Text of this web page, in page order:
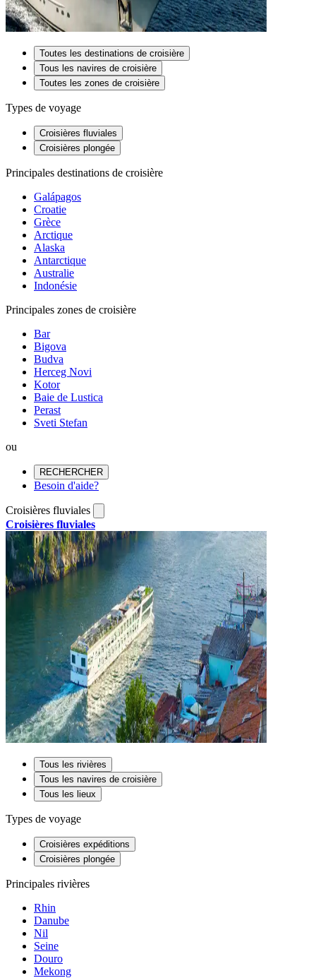
Toutes les destinations de croisière
Tous les navires de croisière
Toutes les zones de croisière
Types de voyage
Croisières fluviales
Croisières plongée
Principales destinations de croisière
Galápagos
Croatie
Grèce
Arctique
Alaska
Antarctique
Australie
Indonésie
Principales zones de croisière
Bar
Bigova
Budva
Herceg Novi
Kotor
Baie de Lustica
Perast
Sveti Stefan
ou
RECHERCHER
Besoin d'aide?
Croisières fluviales
Croisières fluviales
Tous les rivières
Tous les navires de croisière
Tous les lieux
Types de voyage
Croisières expéditions
Croisières plongée
Principales rivières
Rhin
Danube
Nil
Seine
Douro
Mekong